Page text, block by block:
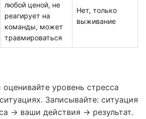
любой ценой, не
реагирует на
команды, может
травмироваться
Нет, только
выживание
уровень стресса
Записывайте: ситуация
→ ваши действия → результат.